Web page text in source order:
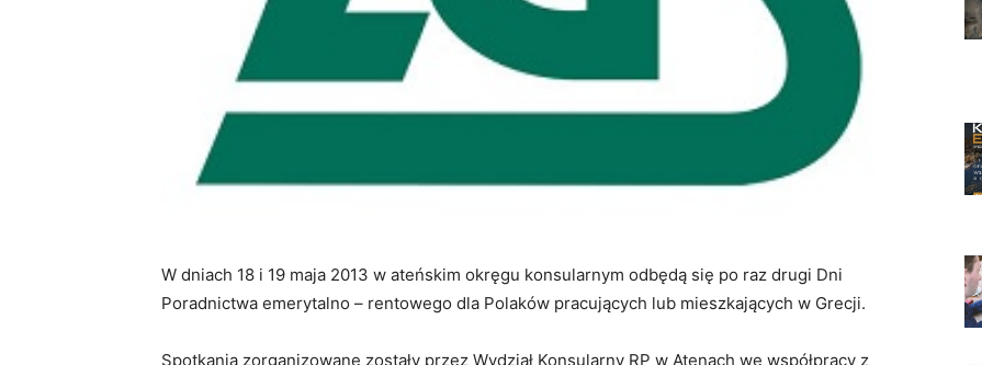
W dniach 18 i 19 maja 2013 w ateńskim okręgu konsularnym odbędą się po raz drugi Dni
Poradnictwa emerytalno – rentowego dla Polaków pracujących lub mieszkających w Grecji.
Spotkania zorganizowane zostały przez Wydział Konsularny RP w Atenach we współpracy z